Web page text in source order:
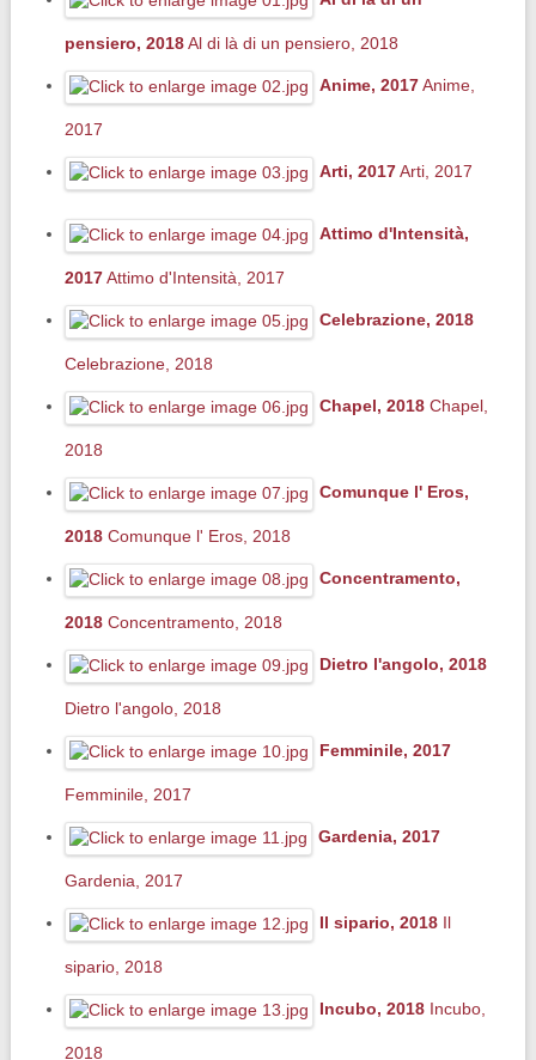
pensiero, 2018 Al di là di un pensiero, 2018
Anime, 2017 Anime,
2017
Arti, 2017 Arti, 2017
Attimo d'Intensità,
2017 Attimo d'Intensità, 2017
Celebrazione, 2018
Celebrazione, 2018
Chapel, 2018 Chapel,
2018
Comunque l' Eros,
2018 Comunque l' Eros, 2018
Concentramento,
2018 Concentramento, 2018
Dietro l'angolo, 2018
Dietro l'angolo, 2018
Femminile, 2017
Femminile, 2017
Gardenia, 2017
Gardenia, 2017
Il sipario, 2018
sipario, 2018
Incubo, 2018 Incubo,
2018